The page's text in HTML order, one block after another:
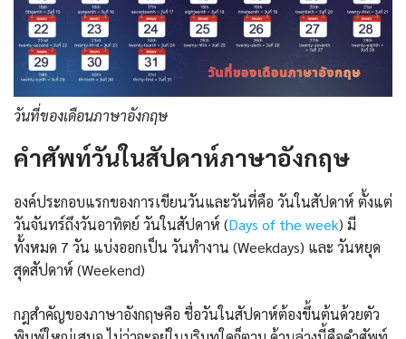
วันที่ของเดือนภาษาอังกฤษ
คำศัพท์วันในสัปดาห์ภาษาอังกฤษ
องค์ประกอบแรกของการเขียนวันและวันที่คือ วันในสัปดาห์ ตั้งแต่
วันจันทร์ถึงวันอาทิตย์ วันในสัปดาห์ (Days of the week) มี
ทั้งหมด 7 วัน แบ่งออกเป็น วันทำงาน (Weekdays) และ วันหยุด
สุดสัปดาห์ (Weekend)
กฎสำคัญของภาษาอังกฤษคือ ชื่อวันในสัปดาห์ต้องขึ้นต้นด้วยตัว